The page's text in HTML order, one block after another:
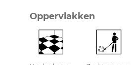
Oppervlakken